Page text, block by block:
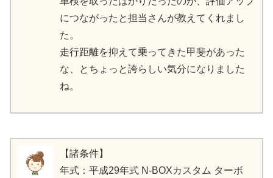
につながったと担当さんが教えてくれまし
た。
走行距離を抑えて乗ってきた甲斐があった
な、とちょっと誇らしい気分になりました
ね。
【諸条件】
年式：平成29年式 N-BOXカスタム ターボ